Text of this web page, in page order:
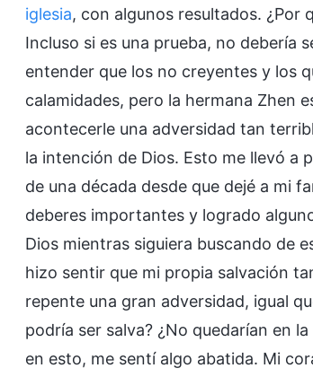
iglesia, con algunos resultados. ¿Por
Incluso si es una prueba, no debería
entender que los no creyentes y los
calamidades, pero la hermana Zhen
acontecerle una adversidad tan
la intención de Dios. Esto me llevó a
de una década desde que dejé a mi
deberes importantes y logrado
Dios mientras siguiera buscando de
hizo sentir que mi propia salvación
repente una gran adversidad, igual
podría ser salva? ¿No quedarían en
en esto, me sentí algo abatida. Mi